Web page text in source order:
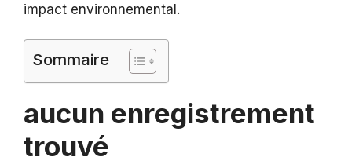
impact environnemental.
Sommaire
aucun enregistrement
trouvé